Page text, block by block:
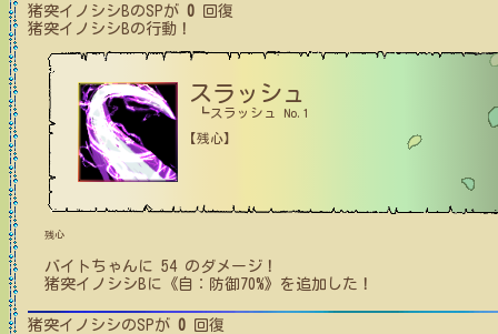
猪突イノシシBのSPが 0 回復
猪突イノシシBの行動！
スラッシュ
┗スラッシュ No.1
【残心】
残心
バイトちゃん に 54のダメージ！
猪突イノシシB に 《自：防御70%》 を追加した！
猪突イノシシのSPが 0 回復